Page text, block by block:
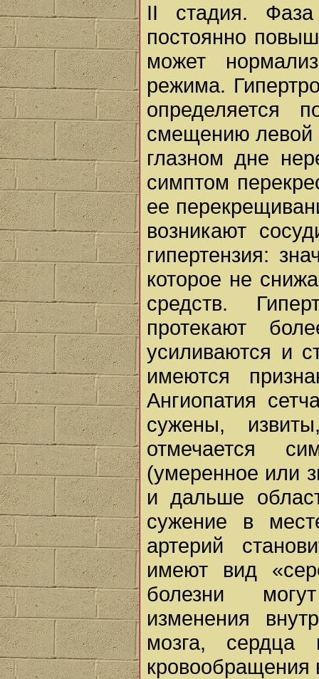
II стадия.
постоянно
может
режима.
определяется
смещению левой
глазном дне
симптом
ее
возникают
гипертензия:
которое не
средств.
протекают
усиливаются и
имеются
Ангиопатия
сужены,
отмечается
(умеренное или
и дальше
сужение в
артерий
имеют вид
болезни
изменения
мозга, сердца
кровообращения